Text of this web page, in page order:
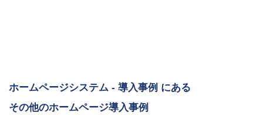
ホームページシステム - 導入事例 にある
その他のホームページ導入事例